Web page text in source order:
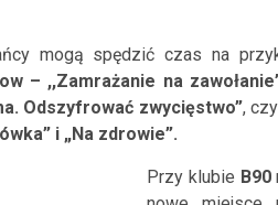
mogą spędzić czas na
– ,,Zamrażanie na
Odszyfrować zwycięstwo”,
i „Na zdrowie”.
Przy klubie B90